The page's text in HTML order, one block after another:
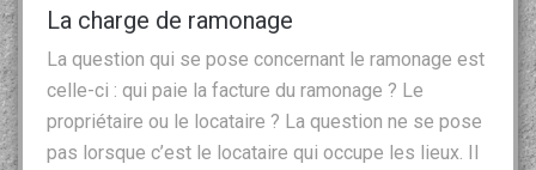
La charge de ramonage
La question qui se pose concernant le ramonage est
celle-ci : qui paie la facture du ramonage ? Le
propriétaire ou le locataire ? La question ne se pose
pas lorsque c’est le locataire qui occupe les lieux. Il